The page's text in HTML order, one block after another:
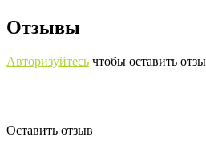
Отзывы
Авторизуйтесь чтобы оставить
Оставить отзыв